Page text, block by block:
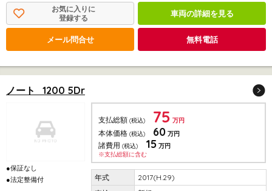
お気に入りに
登録する
車両の詳細を見る
メール問合せ 無料電話
ノート 1200 5Dr
●保証なし
●法定整備付
支払総額 (税込) 75 万円
本体価格 (税込) 60 万円
諸費用 (税込) 15 万円
※支払総額に含む
2017(H.29)